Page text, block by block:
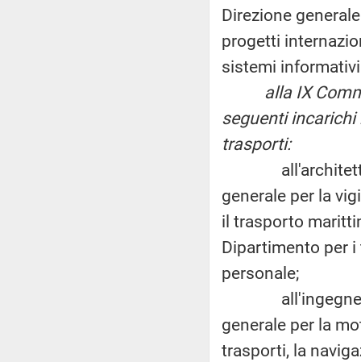
Direzione
progetti
sistemi
alla IX
seguenti
trasporti:
all'architetto
generale per la
il trasporto
Dipartimento per
personale;
all'ingegner
generale per la
trasporti, la